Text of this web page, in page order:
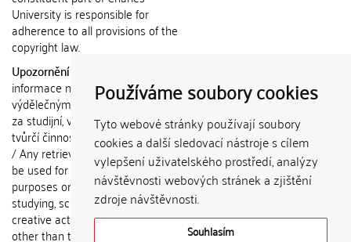
Používáme soubory cookies
Tyto webové stránky používají soubory
cookies a další sledovací nástroje s cílem
vylepšení uživatelského prostředí, analýzy
návštěvnosti webových stránek a zjištění
zdroje návštěvnosti.
Souhlasím
University is responsible for
adherence to all provisions of the
copyright law.
Upozornění / Notice:
informace nemohou být použity k
výdělečným účelům nebo vydávány
za studijní, vědeckou nebo jinou
tvůrčí činnost jiné osoby než autora.
/ Any retrieved information shall not
be used for any commercial
purposes or claimed as results of
studying, scientific or any other
creative activities of any person
other than the author.